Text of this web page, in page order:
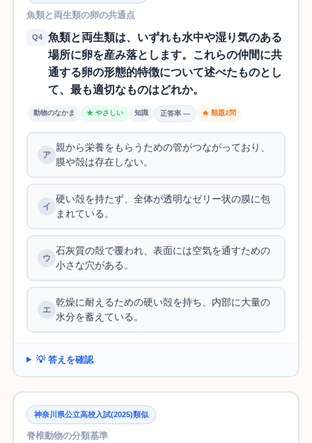
魚類と両生類の卵の共通点
Q4
魚類と両生類は、いずれも水中や湿り気のある
場所に卵を産み落とします。これらの仲間に共
通する卵の形態的特徴について述べたものとし
て、最も適切なものはどれか。
動物のなかま ★ やさしい 知識 正答率 — 🔥 類題2問
親から栄養をもらうための管がつながっており、
膜や殻は存在しない。
硬い殻を持たず、全体が透明なゼリー状の膜に包
まれている。
石灰質の殻で覆われ、表面には空気を通すための
小さな穴がある。
乾燥に耐えるための硬い殻を持ち、内部に大量の
水分を蓄えている。
💡 答えを確認
神奈川県公立高校入試(2025)類似
脊椎動物の分類基準